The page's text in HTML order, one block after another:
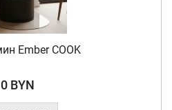
Ember COOK
0 BYN